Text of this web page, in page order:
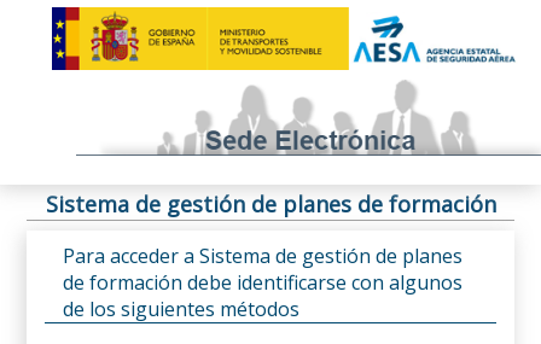
Sistema de gestión de planes de formación
Para acceder a Sistema de gestión de planes
de formación debe identificarse con algunos
de los siguientes métodos